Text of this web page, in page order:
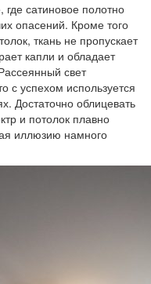
сатиновое полотно
опасений. Кроме того
ткань не пропускает
капли и обладает
свет
с успехом используется
Достаточно облицевать
и потолок плавно
иллюзию намного